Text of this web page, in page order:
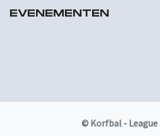
EVENEMENTEN
© Korfbal - League